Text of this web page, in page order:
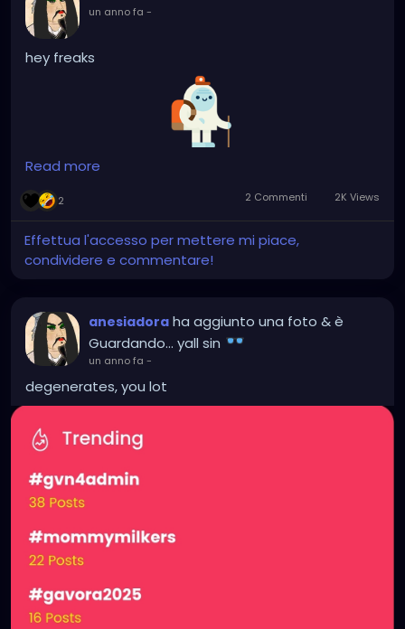
un anno fa -
hey freaks
Read more
2 2 Commenti 2K Views
Effettua l'accesso per mettere mi piace,
condividere e commentare!
anesiadora ha aggiunto una foto & è
Guardando... yall sin
un anno fa -
degenerates, you lot